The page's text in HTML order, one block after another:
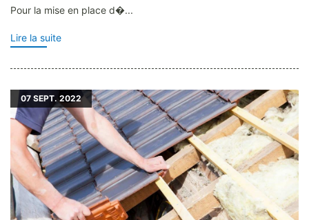
Pour la mise en place d�...
Lire la suite
07 SEPT. 2022